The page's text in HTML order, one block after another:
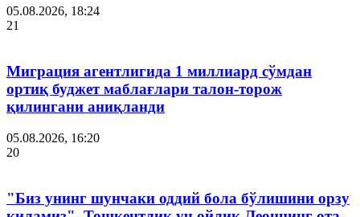
05.08.2026, 18:24
21
Миграция агентлигида 1 миллиард сўмдан
ортиқ буджет маблағлари талон-торож
қилингани аниқланди
05.08.2026, 16:20
20
"Биз унинг шунчаки оддий бола бўлишини орзу